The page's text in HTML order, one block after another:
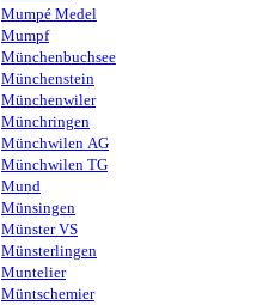
Mumpé Medel
Mumpf
Münchenbuchsee
Münchenstein
Münchenwiler
Münchringen
Münchwilen AG
Münchwilen TG
Mund
Münsingen
Münster VS
Münsterlingen
Muntelier
Müntschemier